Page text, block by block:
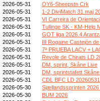
2026-05-31
OY6-Sheepstn Crk
2026-05-31
1-2 DiviMatch 31 maj
2026-05-31
VI Carreira de
2026-05-31
Tullinge SK - KM-Helg
2026-05-31
GOT liga 2026.4
2026-05-31
III Rogaine Castejón
2026-05-31
7ª PRUEBA LACV +
2026-05-31
Revole de Chirats LD
2026-05-31
DM, sprint, Skåne Live
2026-05-31
DM, sprintstafett
2026-05-31
CDL BFC LD
2026-05-30
Sjællandssprinten 2026
2026-05-30
BUM 2026